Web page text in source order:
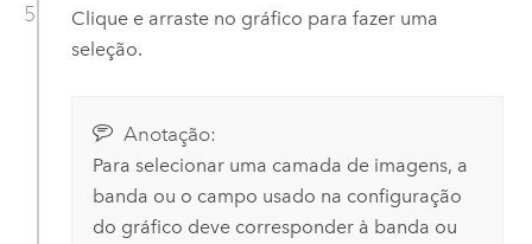
Clique e arraste no gráfico para fazer uma
seleção.
Anotação:
Para selecionar uma camada de imagens, a
banda ou o campo usado na configuração
do gráfico deve corresponder à banda ou